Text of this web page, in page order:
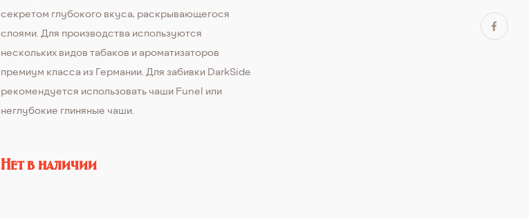
секретом глубокого вкуса, раскрывающегося
слоями. Для производства используются
нескольких видов табаков и ароматизаторов
премиум класса из Германии. Для забивки DarkSide
рекомендуется использовать чаши Funel или
неглубокие глиняные чаши.
Нет в наличии